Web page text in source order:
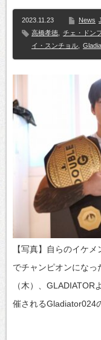
2023.11.23 News
高橋孝徳
チェ・ドン
イ・スンチョル
【写真】自らのイケ
でチャンピオンにな
（木）、
催されるGladiator024